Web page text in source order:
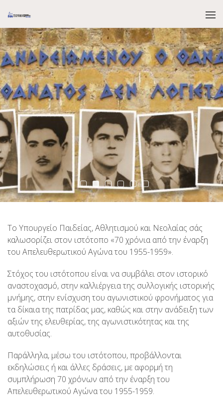
Το Υπουργείο Παιδείας, Αθλητισμού και Νεολαίας σάς
καλωσορίζει στον ιστότοπο «70 χρόνια από την έναρξη
του Απελευθερωτικού Αγώνα του 1955-1959».
Στόχος του ιστότοπου είναι να συμβάλει στον ιστορικό
αναστοχασμό, στην καλλιέργεια της συλλογικής ιστορικής
μνήμης, στην ενίσχυση του αγωνιστικού φρονήματος για
τα δίκαια της πατρίδας μας, καθώς και στην ανάδειξη των
αξιών της ελευθερίας, της αγωνιστικότητας και της
αυτοθυσίας.
Παράλληλα, μέσω του ιστότοπου, προβάλλονται
εκδηλώσεις ή και άλλες δράσεις, με αφορμή τη
συμπλήρωση 70 χρόνων από την έναρξη του
Απελευθερωτικού Αγώνα του 1955-1959.